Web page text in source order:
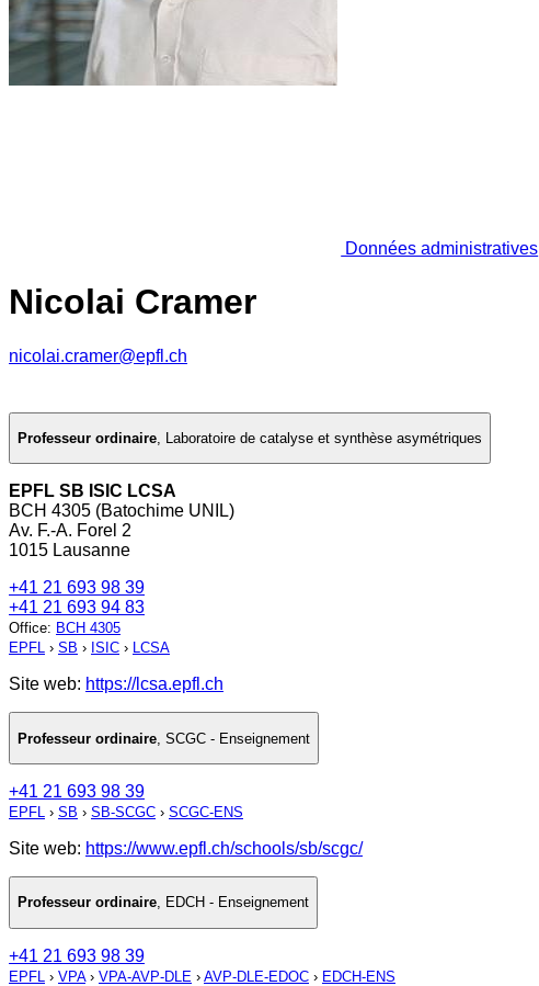
Données administratives
Nicolai Cramer
nicolai.cramer@epfl.ch
Professeur ordinaire, Laboratoire de catalyse et synthèse asymétriques
EPFL SB ISIC LCSA
BCH 4305 (Batochime UNIL)
Av. F.-A. Forel 2
1015 Lausanne
+41 21 693 98 39
+41 21 693 94 83
Office: BCH 4305
EPFL › SB › ISIC › LCSA
Site web: https://lcsa.epfl.ch
Professeur ordinaire SCGC - Enseignement
+41 21 693 98 39
EPFL › SB › SB-SCGC › SCGC-ENS
Site web: https://www.epfl.ch/schools/sb/scgc/
Professeur ordinaire, EDCH - Enseignement
+41 21 693 98 39
EPFL › VPA› VPA-AVP-DLE › AVP-DLE-EDOC › EDCH-ENS